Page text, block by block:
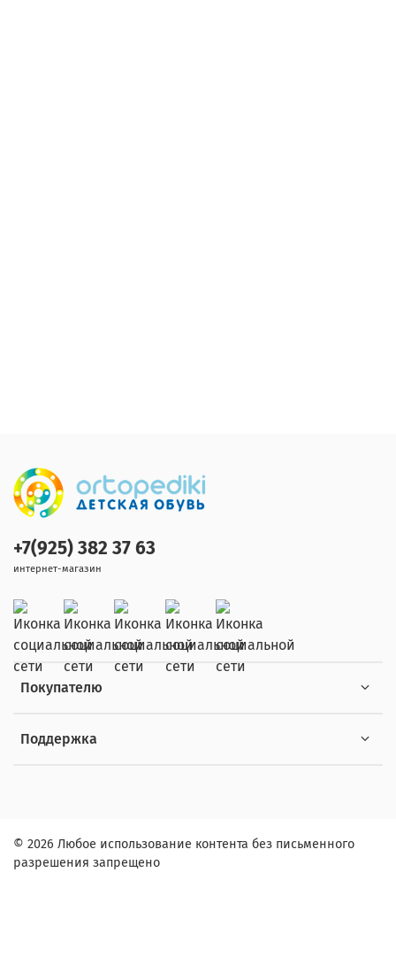
Покупателю
Поддержка
+7(925) 382 37 63
интернет-магазин
© 2026 Любое использование контента без письменного
разрешения запрещено